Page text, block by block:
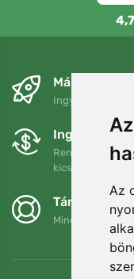
Az
Másnapra és
Ingyenes
Ingyenes
Rendelését 90
kicserélheti.
Támogatjuk
Minden